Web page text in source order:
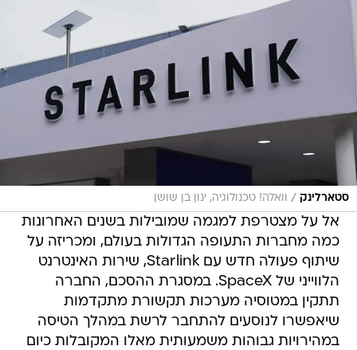
סטארלינק / וואלה! טכנולוגיה, ינון בן שושן
אל על מצטרפת למגמה שמובילות בשנים האחרונות
כמה מחברות התעופה הגדולות בעולם, ומכריזה על
שיתוף פעולה חדש עם Starlink, שירות האינטרנט
הלווייני של SpaceX. במסגרת ההסכם, החברה
תתקין במטוסיה מערכות תקשורת מתקדמות
שיאפשרו לנוסעים להתחבר לרשת במהלך הטיסה
במהירויות גבוהות משמעותית מאלו המקובלות כיום